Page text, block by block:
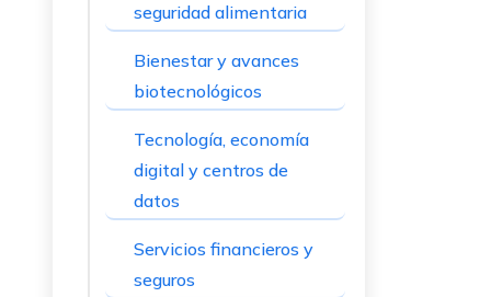
seguridad alimentaria
Bienestar y avances
biotecnológicos
Tecnología, economía
digital y centros de
datos
Servicios financieros y
seguros